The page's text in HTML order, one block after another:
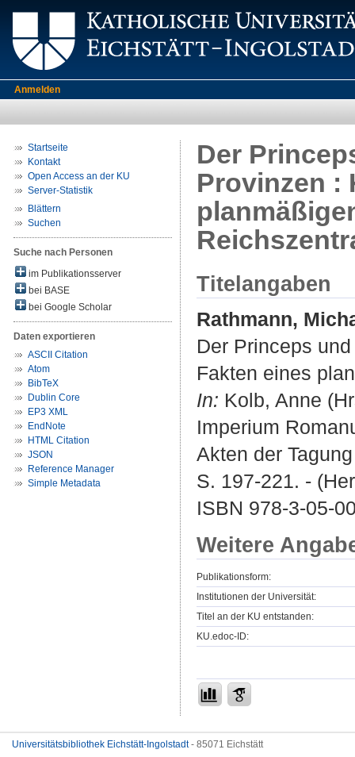
Anmelden
Startseite
Kontakt
Open Access an der KU
Server-Statistik
Blättern
Suchen
Suche nach Personen
im Publikationsserver
bei BASE
bei Google Scholar
Daten exportieren
ASCII Citation
Atom
BibTeX
Dublin Core
EP3 XML
EndNote
HTML Citation
JSON
Reference Manager
Simple Metadata
Der
Provinzen :
Titelangaben
Rathmann,
Der Princeps
Fakten eines
In: Kolb, Anne
Imperium
Akten der
S. 197-221. -
ISBN 978-3-05-
Weitere
Publikationsform:
Institutionen der Universität:
Titel an der KU entstanden:
KU.edoc-ID:
Universitätsbibliothek Eichstätt-Ingolstadt- 85071 Eichstätt